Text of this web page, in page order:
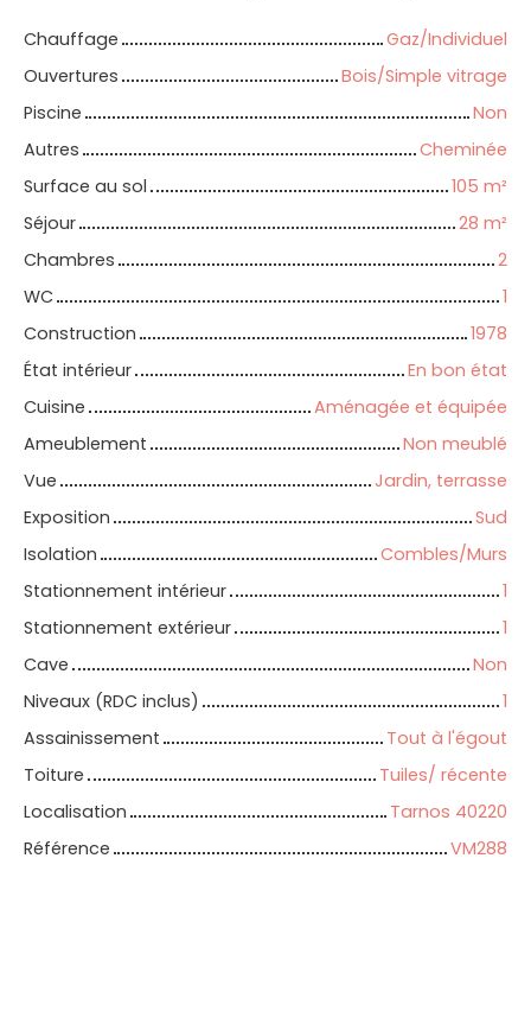
Chauffage
Gaz/Individuel
Ouvertures
Bois/Simple vitrage
Piscine
Non
Autres
Cheminée
Surface au sol
105 m²
Séjour
28 m²
Chambres
2
WC
1
Construction
1978
État intérieur
En bon état
Cuisine
Aménagée et équipée
Ameublement
Non meublé
Vue
Jardin, terrasse
Exposition
Sud
Isolation
Combles/Murs
Stationnement intérieur
1
Stationnement extérieur
1
Cave
Non
Niveaux (RDC inclus)
1
Assainissement
Tout à l'égout
Toiture
Tuiles/ récente
Localisation
Tarnos 40220
Référence
VM288